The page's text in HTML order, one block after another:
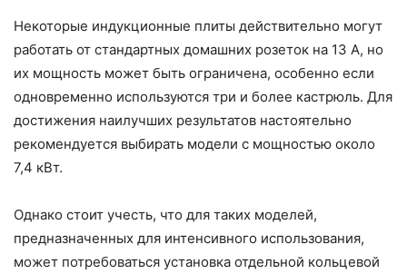
Некоторые индукционные плиты действительно могут
работать от стандартных домашних розеток на 13 А, но
их мощность может быть ограничена, особенно если
одновременно используются три и более кастрюль. Для
достижения наилучших результатов настоятельно
рекомендуется выбирать модели с мощностью около
7,4 кВт.
Однако стоит учесть, что для таких моделей,
предназначенных для интенсивного использования,
может потребоваться установка отдельной кольцевой